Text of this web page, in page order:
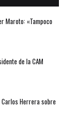
Maroto: «Tampoco
de la CAM
Herrera sobre